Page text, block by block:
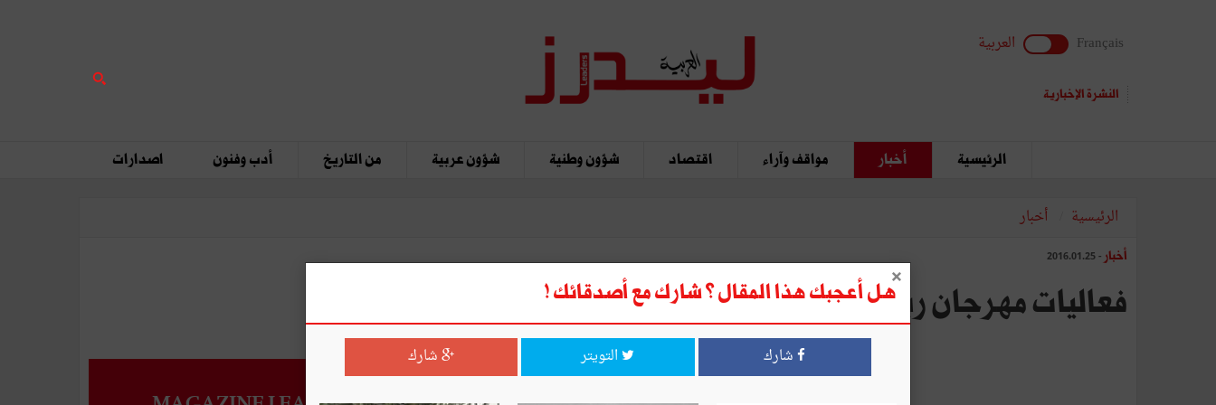
Français العربية
النشرة الإخبارية
الرئيسية أخبار مواقف وآراء اقتصاد شؤون وطنية شؤون عربية من التاريخ أدب وفنون اصدارات
الرئيسية أخبار
أخبار - 2016.01.25
فعاليات مهرجان ربيع سوق واقف 2016هل أعجبك هذا المقال ؟ شارك مع أصدقائك !
شارك التويتر شارك